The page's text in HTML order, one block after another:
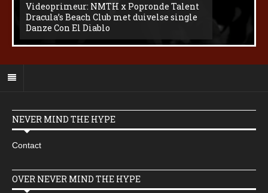
Videoprimeur: NMTH x Popronde Talent
Dracula’s Beach Club met duivelse single
Danze Con El Diablo
NEVER MIND THE HYPE
Contact
OVER NEVER MIND THE HYPE